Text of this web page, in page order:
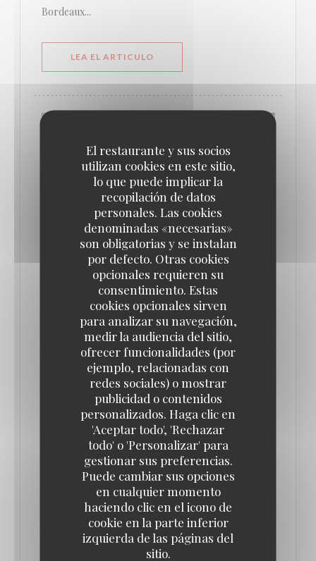
El restaurante y sus socios
utilizan cookies en este sitio,
lo que puede implicar la
recopilación de datos
personales. Las cookies
denominadas «necesarias»
son obligatorias y se instalan
por defecto. Otras cookies
opcionales requieren su
consentimiento. Estas
cookies opcionales sirven
para analizar su navegación,
medir la audiencia del sitio,
ofrecer funcionalidades (por
ejemplo, relacionadas con
redes sociales) o mostrar
publicidad o contenidos
personalizados. Haga clic en
'Aceptar todo', 'Rechazar
todo' o 'Personalizar' para
gestionar sus preferencias.
Puede cambiar sus opciones
en cualquier momento
haciendo clic en el icono de
cookie en la parte inferior
izquierda de las páginas del
sitio.
Bordeaux...
LEA EL ARTICULO((ABRE EN UNA NUEVA VENTANA))
LA NOUVELLE ADRESSE DE L’ ATELIER DES
FAURES À BORDEAUX
L’Atelier des Faures fait partie de ces belles petites
adresses prisées des bordelais. Ce restaurant de la
rue des Faures n’avait qu’un seul défaut, celui
d’avoir peu de couverts et du coup d’être toujours
complet! Il faut dire que la cuisine de Roman Winicki
a séduit rapidement la clientèle, le rapport
qualité/prix est excellent, l’ambiance cool et
décontractée, bref tout pour plaire.
Victime de son succès, Roman Winicki et sa
compagne Claire viennent d’ouvrir un nouveau